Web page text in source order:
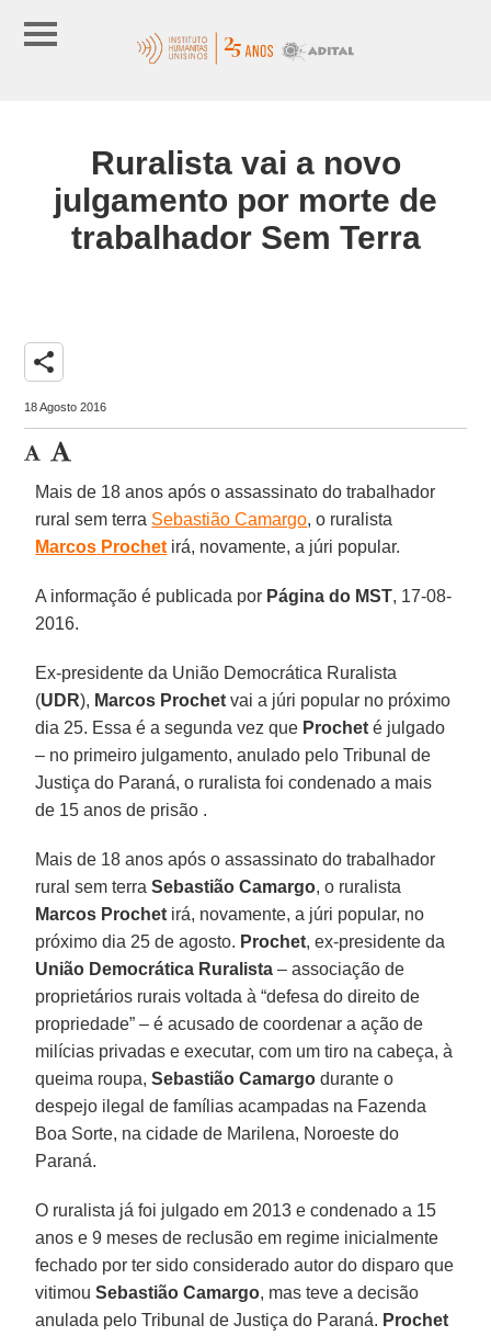
Ruralista vai a novo
julgamento por morte de
trabalhador Sem Terra
share
18 Agosto 2016
Mais de 18 anos após o assassinato do trabalhador
rural sem terra Sebastião Camargo, o ruralista
Marcos Prochet irá, novamente, a júri popular.
A informação é publicada por Página do MST, 17-08-
2016.
Ex-presidente da União Democrática Ruralista
(UDR), Marcos Prochet vai a júri popular no próximo
dia 25. Essa é a segunda vez que Prochet é julgado
– no primeiro julgamento, anulado pelo Tribunal de
Justiça do Paraná, o ruralista foi condenado a mais
de 15 anos de prisão .
Mais de 18 anos após o assassinato do trabalhador
rural sem terraSebastião Camargo, o ruralista
Marcos Prochet irá, novamente, a júri popular, no
próximo dia 25 de agosto. Prochet, ex-presidente da
União Democrática Ruralista – associação de
proprietários rurais voltada à “defesa do direito de
propriedade” – é acusado de coordenar a ação de
milícias privadas e executar, com um tiro na cabeça, à
queima roupa,Sebastião Camargo durante o
despejo ilegal de famílias acampadas na Fazenda
Boa Sorte, na cidade de Marilena, Noroeste do
Paraná.
O ruralista já foi julgado em 2013 e condenado a 15
anos e 9 meses de reclusão em regime inicialmente
fechado por ter sido considerado autor do disparo que
vitimouSebastião Camargo, mas teve a decisão
anulada pelo Tribunal de Justiça do Paraná. Prochet